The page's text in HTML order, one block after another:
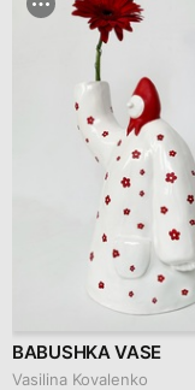
BABUSHKA VASE
Vasilina Kovalenko